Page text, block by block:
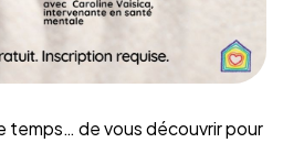
temps… de vous découvrir pour